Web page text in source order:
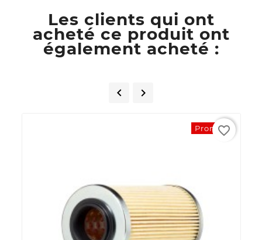
Les clients qui ont
acheté ce produit ont
également acheté :
 
Promo !
favorite_border